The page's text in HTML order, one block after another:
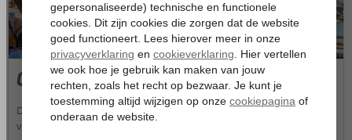
Calheta
De geliefde plek Calheta wint ieder jaar weer nieuwe harten van
vakantiegangers. De stad in het zuidwesten van Madeira ziet zowel